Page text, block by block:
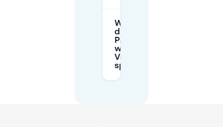
Wie wähle ich
die richtige
Parkmöglichkeit,
wenn Cinetol-
Veranstaltungen
spät enden?